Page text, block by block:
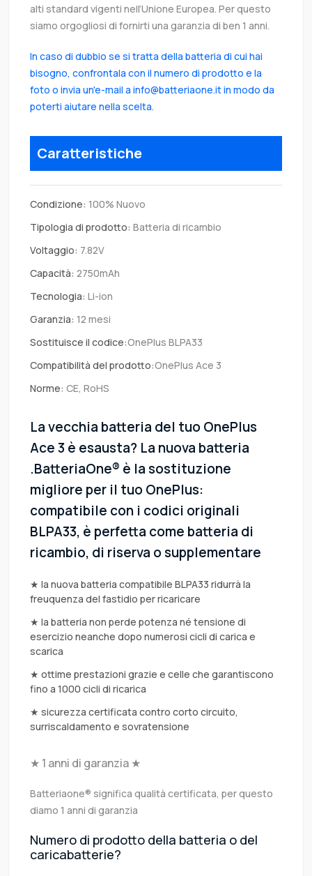
alti standard vigenti nell’Unione Europea. Per questo
siamo orgogliosi di fornirti una garanzia di ben 1 anni.
In caso di dubbio se si tratta della batteria di cui hai
bisogno, confrontala con il numero di prodotto e la
foto o invia un'e-mail a info@batteriaone.it in modo da
poterti aiutare nella scelta.
Caratteristiche
Condizione: 100% Nuovo
Tipologia di prodotto: Batteria di ricambio
Voltaggio: 7.82V
Capacità: 2750mAh
Tecnologia: Li-ion
Garanzia: 12 mesi
Sostituisce il codice:OnePlus BLPA33
Compatibilità del prodotto:OnePlus Ace 3
Norme: CE, RoHS
La vecchia batteria del tuo OnePlus
Ace 3 è esausta? La nuova batteria
.BatteriaOne® è la sostituzione
migliore per il tuo OnePlus:
compatibile con i codici originali
BLPA33, è perfetta come batteria di
ricambio, di riserva o supplementare
★ la nuova batteria compatibile BLPA33 ridurrà la
freuquenza del fastidio per ricaricare
★ la batteria non perde potenza né tensione di
esercizio neanche dopo numerosi cicli di carica e
scarica
★ ottime prestazioni grazie e celle che garantiscono
fino a 1000 cicli di ricarica
★ sicurezza certificata contro corto circuito,
surriscaldamento e sovratensione
★ 1 anni di garanzia ★
Batteriaone® significa qualità certificata, per questo
diamo 1 anni di garanzia
Numero di prodotto della batteria o del
caricabatterie?